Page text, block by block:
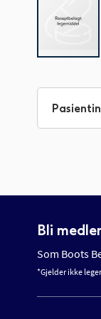
til
begynnelsen
Bli
Som Boots
*Gjelder ikke